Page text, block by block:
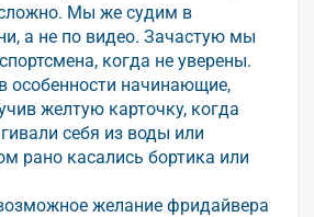
Мы же судим в
а не по видео. Зачастую мы
когда не уверены.
особенности начинающие,
желтую карточку, когда
себя из воды или
рано касались бортика или
желание фридайвера